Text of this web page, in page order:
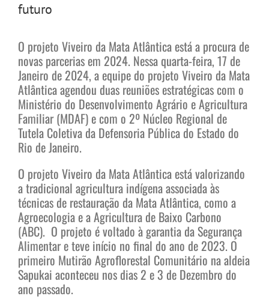
futuro
O projeto Viveiro da Mata Atlântica está a procura de
novas parcerias em 2024. Nessa quarta-feira, 17 de
Janeiro de 2024, a equipe do projeto Viveiro da Mata
Atlântica agendou duas reuniões estratégicas com o
Ministério do Desenvolvimento Agrário e Agricultura
Familiar (MDAF) e com o 2º Núcleo Regional de
Tutela Coletiva da Defensoria Pública do Estado do
Rio de Janeiro.
O projeto Viveiro da Mata Atlântica está valorizando
a tradicional agricultura indígena associada às
técnicas de restauração da Mata Atlântica, como a
Agroecologia e a Agricultura de Baixo Carbono
(ABC). O projeto é voltado à garantia da Segurança
Alimentar e teve início no final do ano de 2023. O
primeiro Mutirão Agroflorestal Comunitário na aldeia
Sapukai aconteceu nos dias 2 e 3 de Dezembro do
ano passado.